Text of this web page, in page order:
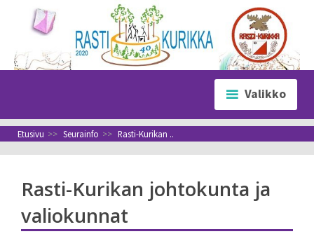
sisältöön
Valikko
Etusivu >> Seurainfo >> Rasti-Kurikan ..
Rasti-Kurikan johtokunta ja
valiokunnat